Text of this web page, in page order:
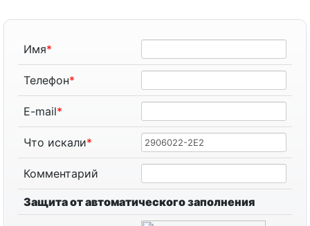
Имя*
Телефон*
E-mail*
Что искали*
Комментарий
Защита от автоматического заполнения